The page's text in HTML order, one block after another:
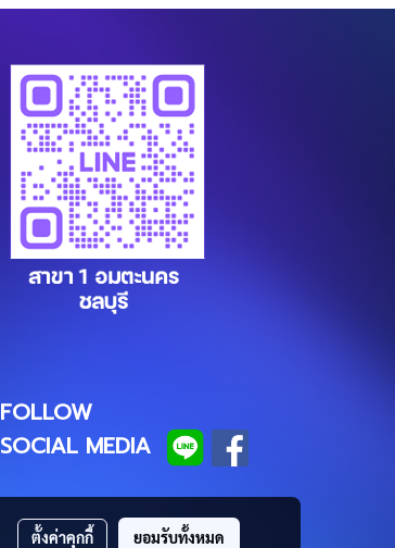
FOLLOW
SOCIAL MEDIA
ตั้งค่าคุกกี้ ยอมรับทั้งหมด